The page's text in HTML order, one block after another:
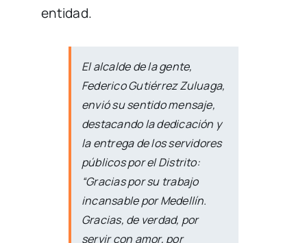
entidad.
El alcalde de la gente,
Federico Gutiérrez Zuluaga,
envió su sentido mensaje,
destacando la dedicación y
la entrega de los servidores
públicos por el Distrito:
“Gracias por su trabajo
incansable por Medellín.
Gracias, de verdad, por
servir con amor, por